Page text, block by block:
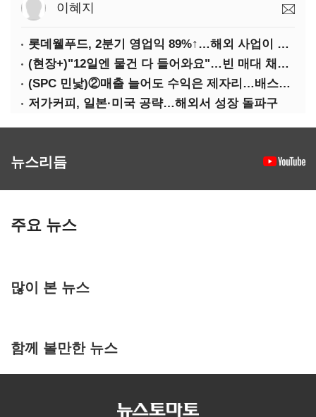
이혜지
롯데웰푸드, 2분기 영업익 89%↑…해외 사업이 실적 견인
(현장+)"12일엔 물건 다 들어와요"…빈 매대 채우며 문 연 홈플러스
(SPC 민낯)②매출 늘어도 수익은 제자리…배스킨라빈스 점주 '속앓이'
저가커피, 일본·미국 공략…해외서 성장 돌파구
뉴스리듬
주요 뉴스
많이 본 뉴스
함께 볼만한 뉴스